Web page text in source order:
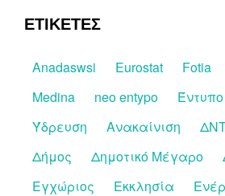
ΕΤΙΚΕΤΕΣ
Anadaswsi Eurostat Fotia
Medina
neo entypo Έντυπο
Ύδρευση
Ανακαίνιση
Δήμος
Δημοτικό Μέγαρο
Εγχώριος
Εκκλησία